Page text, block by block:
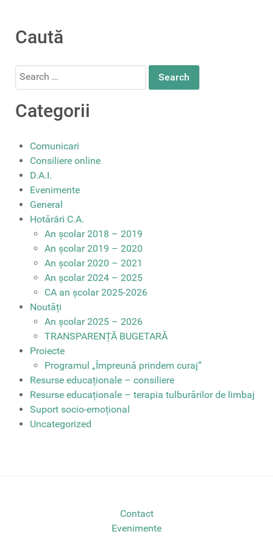
Caută
Search
Categorii
Comunicari
Consiliere online
D.A.I.
Evenimente
General
Hotărâri C.A.
An școlar 2018 – 2019
An școlar 2019 – 2020
An școlar 2020 – 2021
An școlar 2024 – 2025
CA an școlar 2025-2026
Noutăți
An școlar 2025 – 2026
TRANSPARENȚĂ BUGETARĂ
Proiecte
Programul „Împreună prindem curaj”
Resurse educaționale – consiliere
Resurse educaționale – terapia tulburărilor de limbaj
Suport socio-emoțional
Uncategorized
Contact
Evenimente